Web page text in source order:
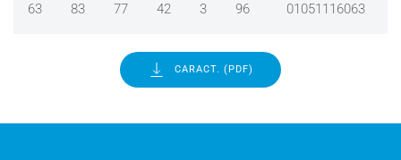
63 83 77 42 3 96 01051116063
CARACT. (PDF)